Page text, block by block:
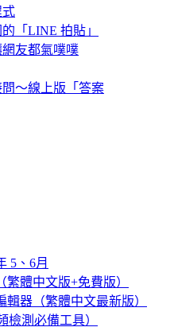
式
「LINE 拍貼」
友都氣噗噗
～線上版「答案
5、6月
體中文版+免費版）
器（繁體中文最新版）
檢測必備工具）